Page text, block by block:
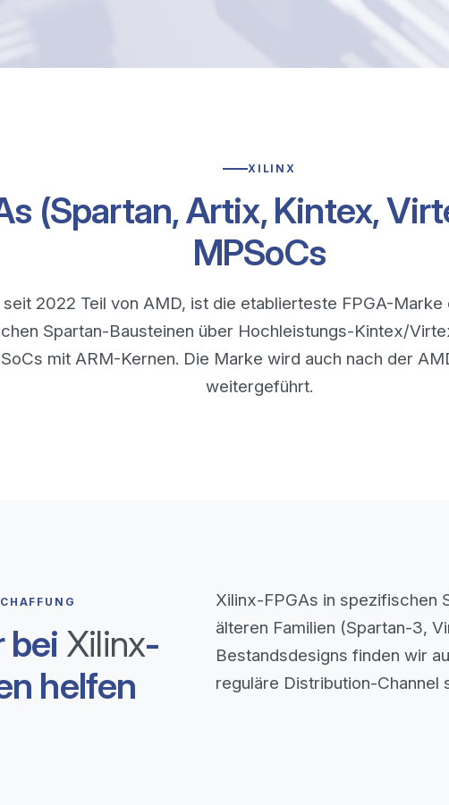
XILINX
(Spartan, Artix, Kintex,
MPSoCs
seit 2022 Teil von AMD, ist die etablierteste FPGA-
Spartan-Bausteinen über Hochleistungs-Kintex/
mit ARM-Kernen. Die Marke wird auch nach der
weitergeführt.
bei Xilinx-
helfen
Xilinx-FPGAs in spezifischen
älteren Familien (Spartan-3,
Bestandsdesigns finden wir
reguläre Distribution-Channel